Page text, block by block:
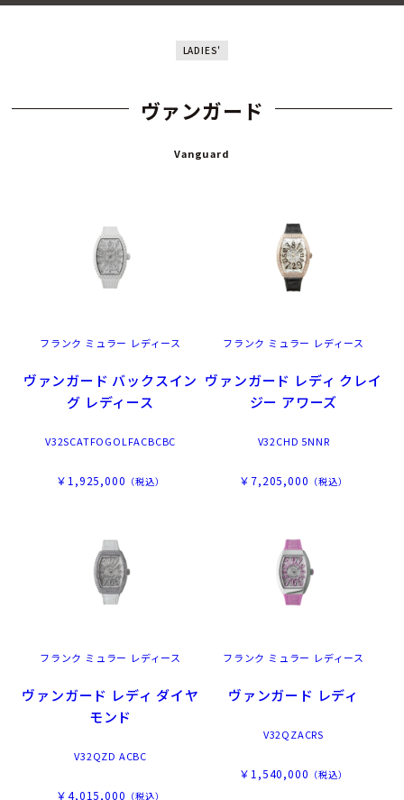
LADIES'
ヴァンガード
Vanguard
フランク ミュラー レディース
ヴァンガード バックスイン
グ レディース
V32SCATFOGOLFACBCBC
￥1,925,000 （税込）
フランク ミュラー レディース
ヴァンガード レディ クレイ
ジー アワーズ
V32CHD 5NNR
￥7,205,000 （税込）
フランク ミュラー レディース
ヴァンガード レディ ダイヤ
モンド
V32QZD ACBC
￥4,015,000 （税込）
フランク ミュラー レディース
ヴァンガード レディ
V32QZACRS
￥1,540,000 （税込）